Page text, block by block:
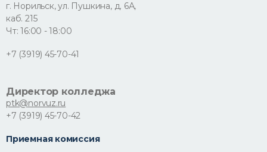
г. Норильск, ул. Пушкина, д. 6А,
каб. 215
Чт: 16:00 - 18:00
+7 (3919) 45-70-41
Директор колледжа
ptk@norvuz.ru
+7 (3919) 45-70-42
Приемная комиссия